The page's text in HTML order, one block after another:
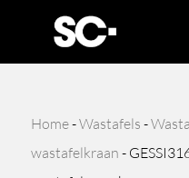
Home-Wastafels -
wastafelkraan -